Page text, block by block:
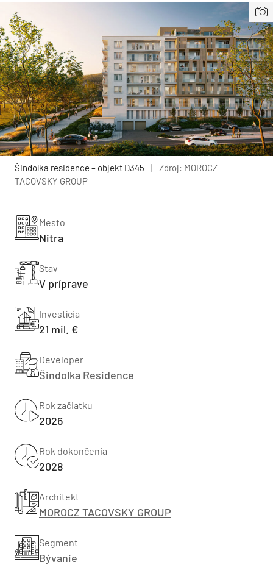
Šindolka residence – objekt D345 |
Zdroj: MOROCZ
TACOVSKY GROUP
Mesto
Nitra
Stav
V príprave
Investícia
21 mil. €
Developer
Šindolka Residence
Rok začiatku
2026
Rok dokončenia
2028
Architekt
MOROCZ TACOVSKY GROUP
Segment
Bývanie